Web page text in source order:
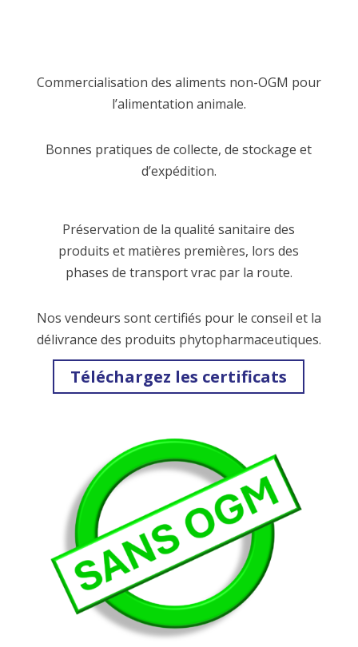
Commercialisation des aliments non-OGM pour
l’alimentation animale.
Bonnes pratiques de collecte, de stockage et
d’expédition.
Préservation de la qualité sanitaire des
produits et matières premières, lors des
phases de transport vrac par la route.
Nos vendeurs sont certifiés pour le conseil et la
délivrance des produits phytopharmaceutiques.
Téléchargez les certificats